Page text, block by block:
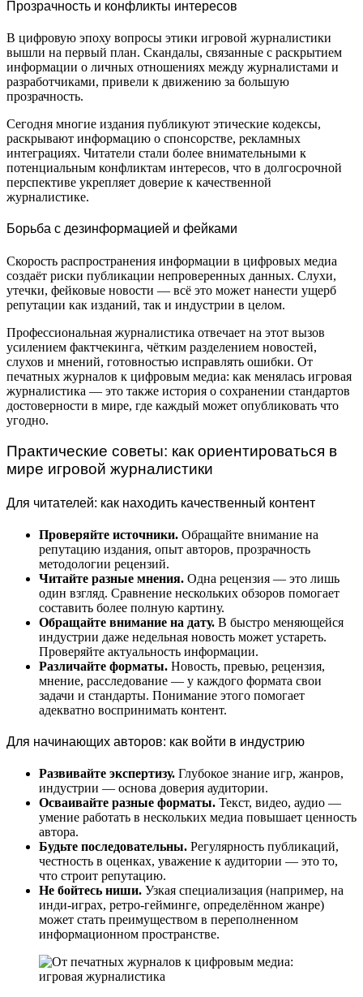
Прозрачность и конфликты интересов
В цифровую эпоху вопросы этики игровой журналистики
вышли на первый план. Скандалы, связанные с раскрытием
информации о личных отношениях между журналистами и
разработчиками, привели к движению за большую
прозрачность.
Сегодня многие издания публикуют этические кодексы,
раскрывают информацию о спонсорстве, рекламных
интеграциях. Читатели стали более внимательными к
потенциальным конфликтам интересов, что в долгосрочной
перспективе укрепляет доверие к качественной
журналистике.
Борьба с дезинформацией и фейками
Скорость распространения информации в цифровых медиа
создаёт риски публикации непроверенных данных. Слухи,
утечки, фейковые новости — всё это может нанести ущерб
репутации как изданий, так и индустрии в целом.
Профессиональная журналистика отвечает на этот вызов
усилением фактчекинга, чётким разделением новостей,
слухов и мнений, готовностью исправлять ошибки. От
печатных журналов к цифровым медиа: как менялась игровая
журналистика — это также история о сохранении стандартов
достоверности в мире, где каждый может опубликовать что
угодно.
Практические советы: как ориентироваться в
мире игровой журналистики
Для читателей: как находить качественный контент
Проверяйте источники. Обращайте внимание на
репутацию издания, опыт авторов, прозрачность
методологии рецензий.
Читайте разные мнения. Одна рецензия — это лишь
один взгляд. Сравнение нескольких обзоров помогает
составить более полную картину.
Обращайте внимание на дату. В быстро меняющейся
индустрии даже недельная новость может устареть.
Проверяйте актуальность информации.
Различайте форматы. Новость, превью, рецензия,
мнение, расследование — у каждого формата свои
задачи и стандарты. Понимание этого помогает
адекватно воспринимать контент.
Для начинающих авторов: как войти в индустрию
Развивайте экспертизу. Глубокое знание игр, жанров,
индустрии — основа доверия аудитории.
Осваивайте разные форматы. Текст, видео, аудио —
умение работать в нескольких медиа повышает ценность
автора.
Будьте последовательны. Регулярность публикаций,
честность в оценках, уважение к аудитории — это то,
что строит репутацию.
Не бойтесь ниши. Узкая специализация (например, на
инди-играх, ретро-гейминге, определённом жанре)
может стать преимуществом в переполненном
информационном пространстве.